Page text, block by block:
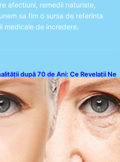
afectiuni, remedii naturiste,
sa fim o sursa de referinta
medicale de incredere.
după 70 de Ani: Ce Revelații Ne